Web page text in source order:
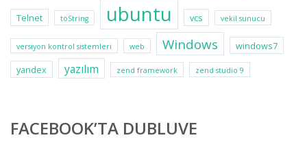
Telnet toString ubuntu vcs vekil sunucu
versiyon kontrol sistemleri web Windows
windows7
yandex
yazılım zend framework zend studio 9
FACEBOOK’TA DUBLUVE